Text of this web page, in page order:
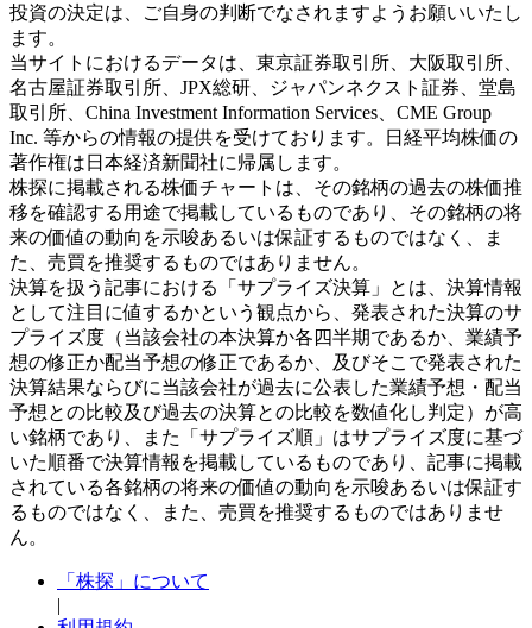
投資の決定は、ご自身の判断でなされますようお願いいたし
ます。
当サイトにおけるデータは、東京証券取引所、大阪取引所、
名古屋証券取引所、JPX総研、ジャパンネクスト証券、堂島
取引所、China Investment Information Services、CME Group
Inc. 等からの情報の提供を受けております。日経平均株価の
著作権は日本経済新聞社に帰属します。
株探に掲載される株価チャートは、その銘柄の過去の株価推
移を確認する用途で掲載しているものであり、その銘柄の将
来の価値の動向を示唆あるいは保証するものではなく、ま
た、売買を推奨するものではありません。
決算を扱う記事における「サプライズ決算」とは、決算情報
として注目に値するかという観点から、発表された決算のサ
プライズ度（当該会社の本決算か各四半期であるか、業績予
想の修正か配当予想の修正であるか、及びそこで発表された
決算結果ならびに当該会社が過去に公表した業績予想・配当
予想との比較及び過去の決算との比較を数値化し判定）が高
い銘柄であり、また「サプライズ順」はサプライズ度に基づ
いた順番で決算情報を掲載しているものであり、記事に掲載
されている各銘柄の将来の価値の動向を示唆あるいは保証す
るものではなく、また、売買を推奨するものではありませ
ん。
「株探」について
|